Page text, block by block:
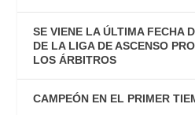
SE VIENE LA ÚLTIMA FECHA
DE LA LIGA DE ASCENSO
LOS ÁRBITROS
CAMPEÓN EN EL PRIMER